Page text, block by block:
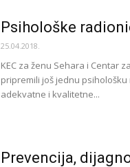
Psihološke
25.04.2018.
KEC za ženu Sehara i Centar
pripremili još jednu
adekvatne i kvalitetne...
Prevencija,